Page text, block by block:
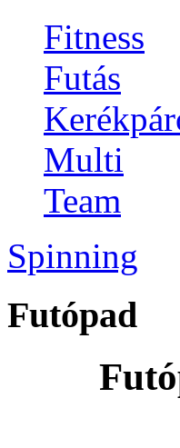
Fitness
Futás
Multi
Team
Spinning
Futópad